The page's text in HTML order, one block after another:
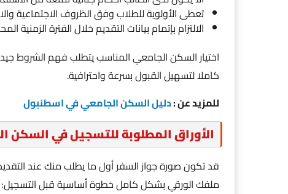
تعطى الأولوية للطلاب وفق الظروف الاجتماعية
الالتزام بإتمام بيانات التقديم خلال الفترة الزمنية
اختيار السكن الجامعي المناسب يتطلب فهم الشروط
كاملا لتسهيل القبول بسرعة واحترافية.
للمزيد عن :دليل السكن الجامعي في اسطنبول
الأوراق المطلوبة للتسجيل في السكن
قد تكون صورة جواز السفر أول ما يطلب منك عند
ملفك الورقي بشكل كامل خطوة أساسية قبل التسجيل: